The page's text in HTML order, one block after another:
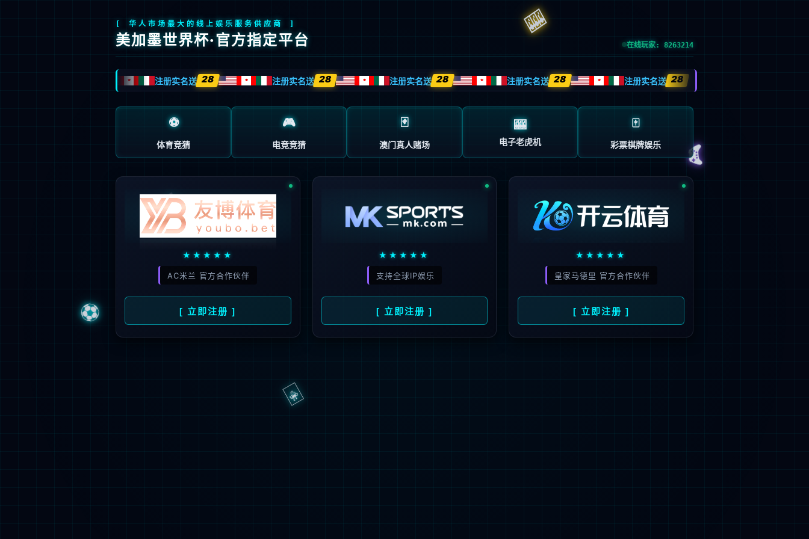
抱歉，页面无法访问...
可能原因：网址有错误 >请检查地址是否完整或存在多余字符;
网址已失效 >可能页面已删除，活动已下线等